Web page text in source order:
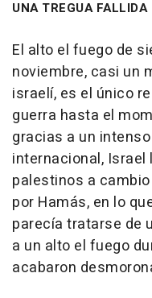
UNA TREGUA FALLIDA
El alto el fuego de
noviembre, casi un
israelí, es el único
guerra hasta el
gracias a un
internacional, Israel
palestinos a
por Hamás, en lo
parecía tratarse de
a un alto el fuego
acabaron